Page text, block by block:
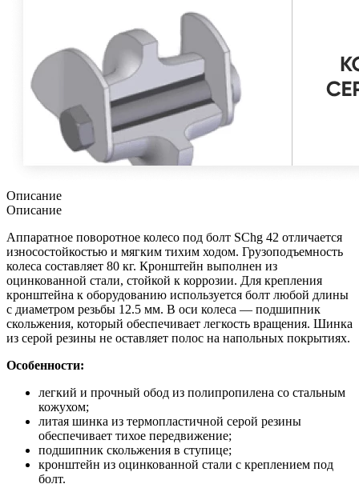
Описание
Описание
Аппаратное поворотное колесо под болт SChg 42 отличается
износостойкостью и мягким тихим ходом. Грузоподъемность
колеса составляет 80 кг. Кронштейн выполнен из
оцинкованной стали, стойкой к коррозии. Для крепления
кронштейна к оборудованию используется болт любой длины
с диаметром резьбы 12.5 мм. В оси колеса — подшипник
скольжения, который обеспечивает легкость вращения. Шинка
из серой резины не оставляет полос на напольных покрытиях.
Особенности:
легкий и прочный обод из полипропилена со стальным
кожухом;
литая шинка из термопластичной серой резины
обеспечивает тихое передвижение;
подшипник скольжения в ступице;
кронштейн из оцинкованной стали с креплением под
болт.